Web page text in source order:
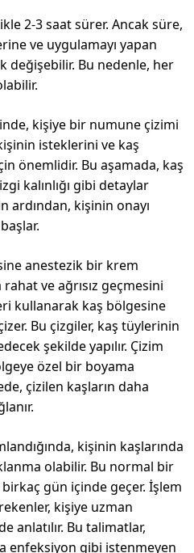
2-3 saat sürer. Ancak süre,
ve uygulamayı yapan
değişebilir. Bu nedenle, her
kişiye bir numune çizimi
isteklerini ve kaş
önemlidir. Bu aşamada, kaş
kalınlığı gibi detaylar
ardından, kişinin onayı
anestezik bir krem
ve ağrısız geçmesini
kullanarak kaş bölgesine
Bu çizgiler, kaş tüylerinin
şekilde yapılır. Çizim
özel bir boyama
çizilen kaşların daha
kişinin kaşlarında
olabilir. Bu normal bir
gün içinde geçer. İşlem
kişiye uzman
anlatılır. Bu talimatlar,
enfeksiyon gibi istenmeyen